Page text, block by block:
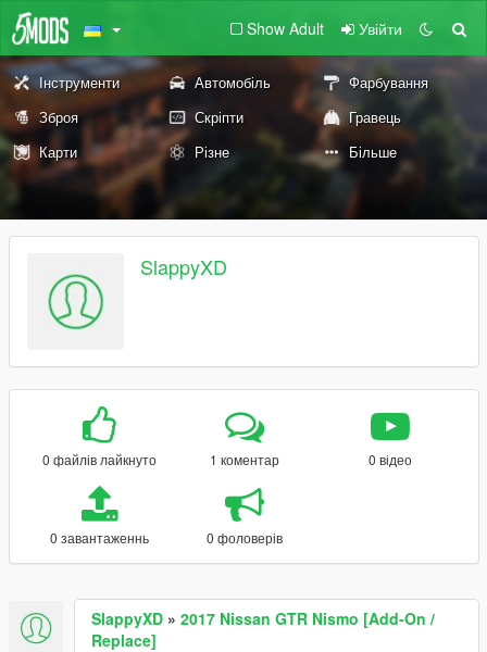
Show Adult Увійти
Інструменти Автомобіль
Фарбування
Зброя
Скріпти
Гравець
Карти
Різне Більше
SlappyXD
0 файлів лайкнуто 1 коментар 0 відео
0 завантаженнь 0 фоловерів
SlappyXD » 2017 Nissan GTR Nismo [Add-On /
Replace]